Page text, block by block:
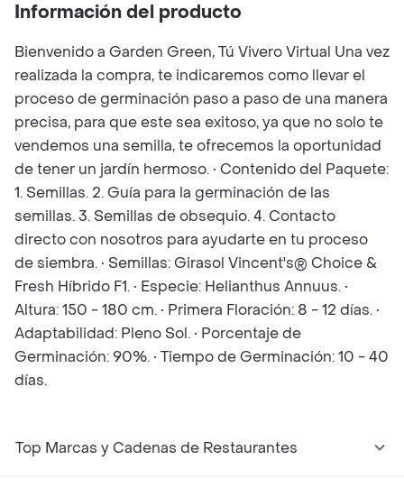
Información del producto
Bienvenido a Garden Green, Tú Vivero Virtual Una vez
realizada la compra, te indicaremos como llevar el
proceso de germinación paso a paso de una manera
precisa, para que este sea exitoso, ya que no solo te
vendemos una semilla, te ofrecemos la oportunidad
de tener un jardín hermoso. • Contenido del Paquete:
1. Semillas. 2. Guía para la germinación de las
semillas. 3. Semillas de obsequio. 4. Contacto
directo con nosotros para ayudarte en tu proceso
de siembra. • Semillas: Girasol Vincent's® Choice &
Fresh Híbrido F1. • Especie: Helianthus Annuus. •
Altura: 150 - 180 cm. • Primera Floración: 8 - 12 días. •
Adaptabilidad: Pleno Sol. • Porcentaje de
Germinación: 90%. • Tiempo de Germinación: 10 - 40
días.
Top Marcas y Cadenas de Restaurantes